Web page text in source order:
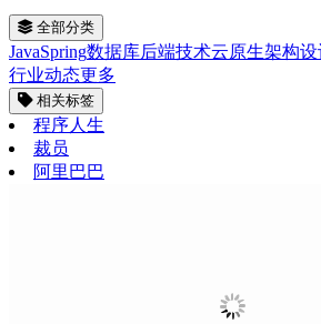
全部分类
JavaSpring数据库后端技术云原生架构设
行业动态更多
相关标签
程序人生
裁员
阿里巴巴